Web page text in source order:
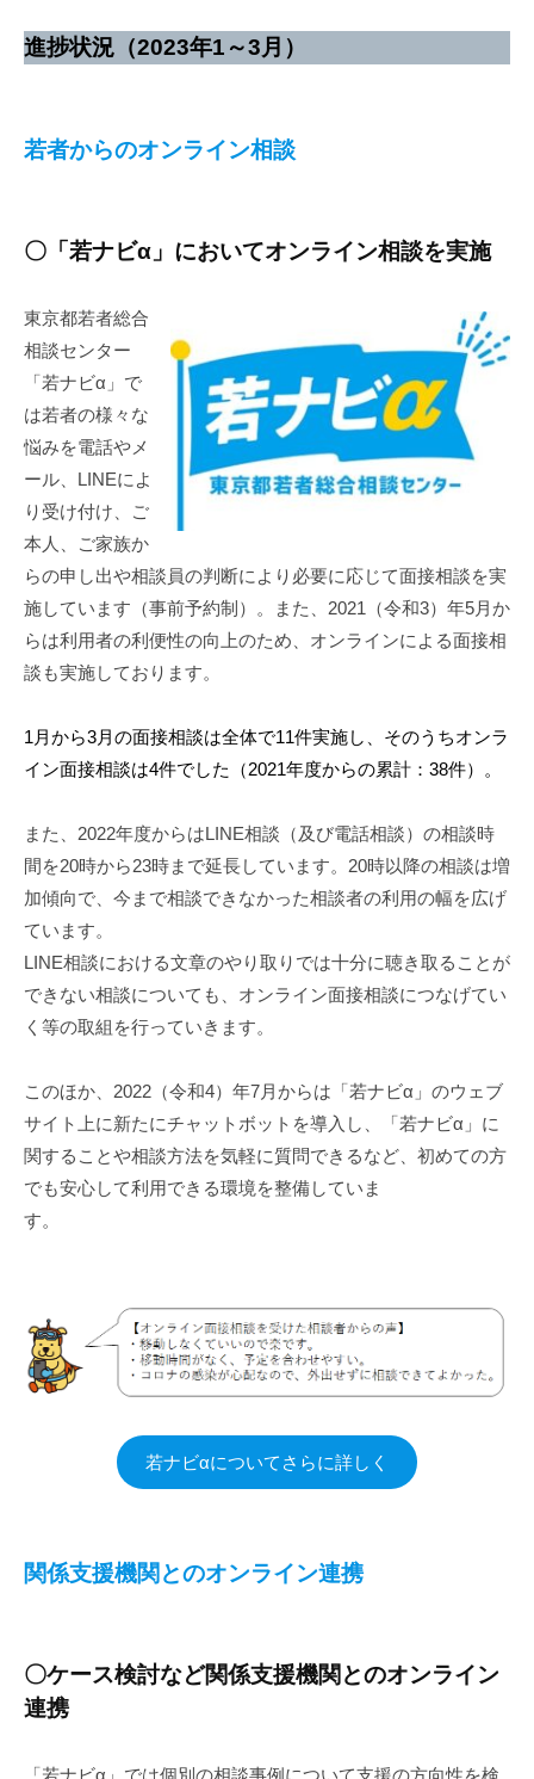
進捗状況（2023年1～3月）
若者からのオンライン相談
〇「若ナビα」においてオンライン相談を実施
東京都若者総合
相談センター
「若ナビα」で
は若者の様々な
悩みを電話やメ
ール、LINEによ
り受け付け、ご
本人、ご家族か
らの申し出や相談員の判断により必要に応じて面接相談を実
施しています（事前予約制）。また、2021（令和3）年5月か
らは利用者の利便性の向上のため、オンラインによる面接相
談も実施しております。
1月から3月の面接相談は全体で11件実施し、そのうちオンラ
イン面接相談は4件でした（2021年度からの累計：38件）。
また、2022年度からはLINE相談（及び電話相談）の相談時
間を20時から23時まで延長しています。20時以降の相談は増
加傾向で、今まで相談できなかった相談者の利用の幅を広げ
ています。
LINE相談における文章のやり取りでは十分に聴き取ることが
できない相談についても、オンライン面接相談につなげてい
く等の取組を行っていきます。
このほか、2022（令和4）年7月からは「若ナビα」のウェブ
サイト上に新たにチャットボットを導入し、「若ナビα」に
関することや相談方法を気軽に質問できるなど、初めての方
でも安心して利用できる環境を整備していま
す。
若ナビαについてさらに詳しく
関係支援機関とのオンライン連携
〇ケース検討など関係支援機関とのオンライン
連携